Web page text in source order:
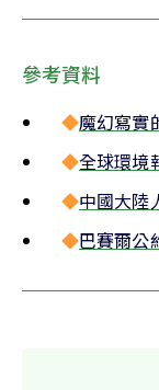
參考資料
◆魔幻寫實
◆全球環境
◆中國大陸
◆巴賽爾公